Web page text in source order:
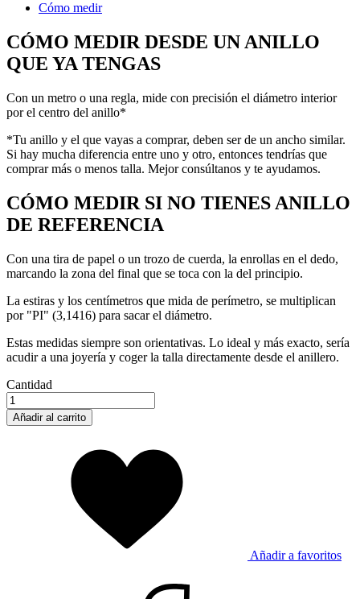
Cómo medir
CÓMO MEDIR DESDE UN ANILLO
QUE YA TENGAS
Con un metro o una regla, mide con precisión el diámetro interior
por el centro del anillo*
*Tu anillo y el que vayas a comprar, deben ser de un ancho similar.
Si hay mucha diferencia entre uno y otro, entonces tendrías que
comprar más o menos talla. Mejor consúltanos y te ayudamos.
CÓMO MEDIR SI NO TIENES ANILLO
DE REFERENCIA
Con una tira de papel o un trozo de cuerda, la enrollas en el dedo,
marcando la zona del final que se toca con la del principio.
La estiras y los centímetros que mida de perímetro, se multiplican
por "PI" (3,1416) para sacar el diámetro.
Estas medidas siempre son orientativas. Lo ideal y más exacto, sería
acudir a una joyería y coger la talla directamente desde el anillero.
Cantidad
Añadir al carrito
Añadir a favoritos